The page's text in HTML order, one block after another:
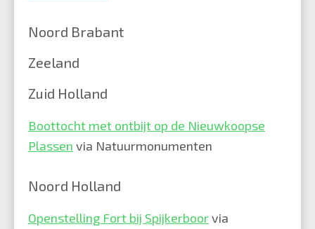
Noord Brabant
Zeeland
Zuid Holland
Boottocht met ontbijt op de Nieuwkoopse
Plassen via Natuurmonumenten
Noord Holland
Openstelling Fort bij Spijkerboorvia